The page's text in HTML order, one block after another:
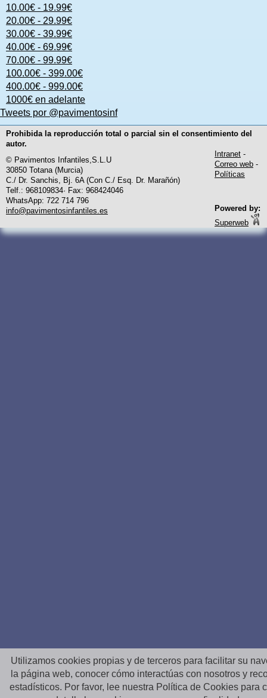
10.00€ - 19.99€
20.00€ - 29.99€
30.00€ - 39.99€
40.00€ - 69.99€
70.00€ - 99.99€
100.00€ - 399.00€
400.00€ - 999.00€
1000€ en adelante
Tweets por @pavimentosinf
Prohibida la reproducción total o parcial sin el consentimiento del
autor.
© Pavimentos Infantiles,S.L.U
30850 Totana (Murcia)
C./ Dr. Sanchis, Bj. 6A (Con C./ Esq. Dr. Marañón)
Telf.: 968109834· Fax: 968424046
WhatsApp: 722 714 796
info@pavimentosinfantiles.es
Intranet -
Correo web -
Políticas
Powered by:
Superweb
Utilizamos cookies propias y de terceros para facilitar su
la página web, conocer cómo interactúas con nosotros y
estadísticos. Por favor, lee nuestra Política de Cookies para